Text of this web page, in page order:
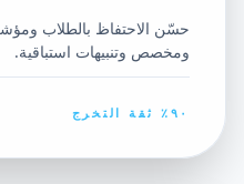
حسّن الاحتفاظ بالطلاب
ومخصص وتنبيهات استباقية.
٩٠٪ ثقة التخرج